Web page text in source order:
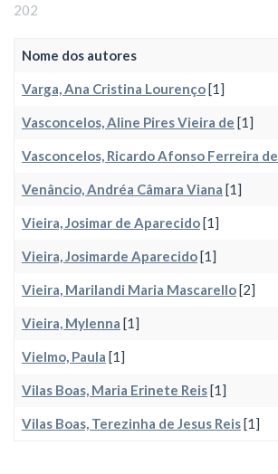
202
Nome dos autores
Varga, Ana Cristina Lourenço[1]
Vasconcelos, Aline Pires Vieira de [1]
Vasconcelos, Ricardo Afonso Ferreira de
Venâncio, Andréa Câmara Viana [1]
Vieira, Josimar de Aparecido[1]
Vieira, Josimarde Aparecido[1]
Vieira, Marilandi Maria Mascarello[2]
Vieira, Mylenna [1]
Vielmo, Paula [1]
Vilas Boas, Maria Erinete Reis[1]
Vilas Boas, Terezinha de Jesus Reis[1]